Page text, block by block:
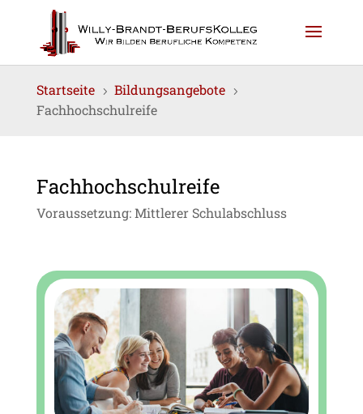
Startseite 5 Bildungsangebote 5
Fachhochschulreife
Fachhochschulreife
Voraussetzung: Mittlerer Schulabschluss